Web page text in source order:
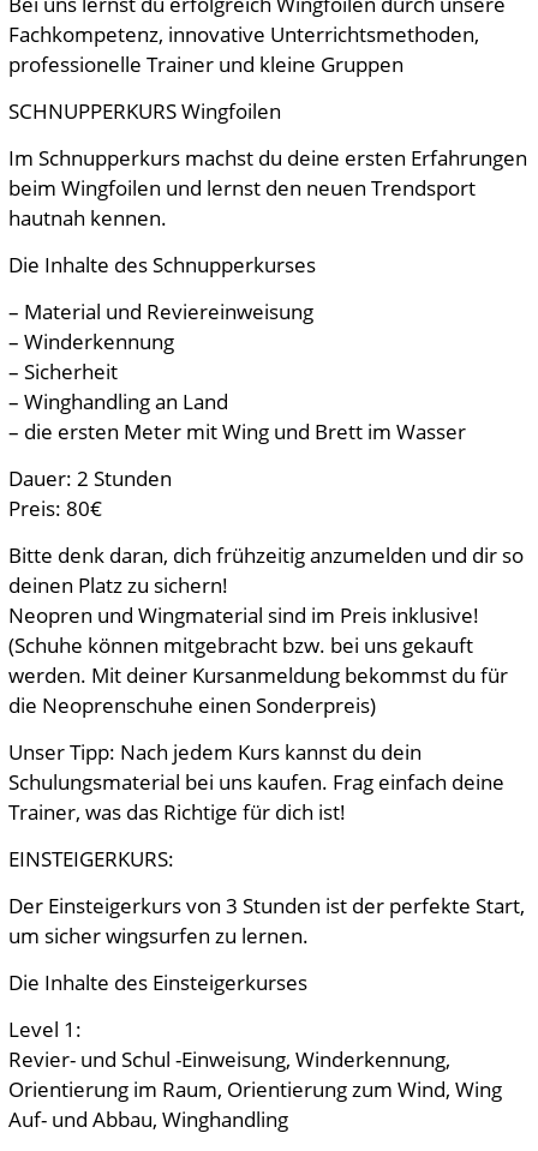
Fachkompetenz, innovative Unterrichtsmethoden,
professionelle Trainer und kleine Gruppen
SCHNUPPERKURS Wingfoilen
Im Schnupperkurs machst du deine ersten Erfahrungen
beim Wingfoilen und lernst den neuen Trendsport
hautnah kennen.
Die Inhalte des Schnupperkurses
– Material und Reviereinweisung
– Winderkennung
– Sicherheit
– Winghandling an Land
– die ersten Meter mit Wing und Brett im Wasser
Dauer: 2 Stunden
Preis: 80€
Bitte denk daran, dich frühzeitig anzumelden und dir so
deinen Platz zu sichern!
Neopren und Wingmaterial sind im Preis inklusive!
(Schuhe können mitgebracht bzw. bei uns gekauft
werden. Mit deiner Kursanmeldung bekommst du für
die Neoprenschuhe einen Sonderpreis)
Unser Tipp: Nach jedem Kurs kannst du dein
Schulungsmaterial bei uns kaufen. Frag einfach deine
Trainer, was das Richtige für dich ist!
EINSTEIGERKURS:
Der Einsteigerkurs von 3 Stunden ist der perfekte Start,
um sicher wingsurfen zu lernen.
Die Inhalte des Einsteigerkurses
Level 1:
Revier- und Schul -Einweisung, Winderkennung,
Orientierung im Raum, Orientierung zum Wind, Wing
Auf- und Abbau, Winghandling